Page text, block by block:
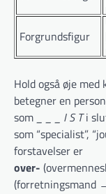
Forgrundsfigur
Hold også øje
betegner en
som
_ _ _ I S Ti
som “specialist”,
forstavelser er
over-
(forretningsmand